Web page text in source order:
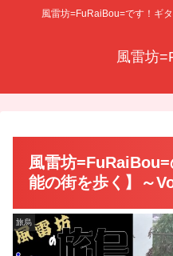
風雷坊=FuRaiBou=です！ギ
風雷坊
風雷坊
能の街を歩く】～
旅烏